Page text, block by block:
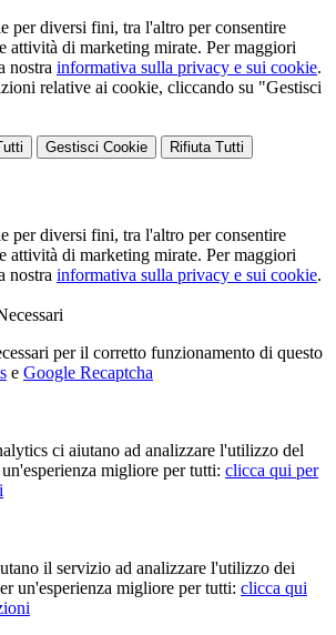
per diversi fini, tra l'altro per consentire
attività di marketing mirate. Per maggiori
nostra informativa sulla privacy e sui cookie.
relative ai cookie, cliccando su "Gestisci
Gestisci Cookie Rifiuta Tutti
per diversi fini, tra l'altro per consentire
attività di marketing mirate. Per maggiori
nostra informativa sulla privacy e sui cookie.
per il corretto funzionamento di questo
e Google Recaptcha
ci aiutano ad analizzare l'utilizzo del
migliore per tutti: clicca qui per
il servizio ad analizzare l'utilizzo dei
un'esperienza migliore per tutti: clicca qui